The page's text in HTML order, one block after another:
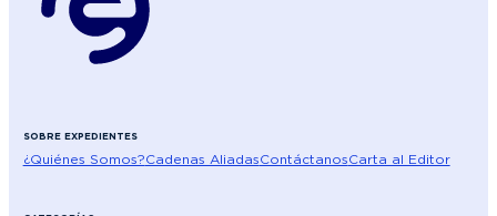
SOBRE EXPEDIENTES
¿Quiénes Somos?Cadenas AliadasContáctanosCarta al Editor